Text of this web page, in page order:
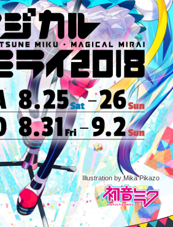
初
Illustration by Mika Pikazo